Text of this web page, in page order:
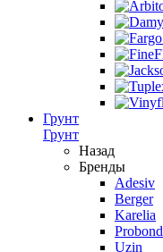
Грунт
Грунт
Назад
Бренды
Adesiv
Berger
Karelia
Probond
Uzin